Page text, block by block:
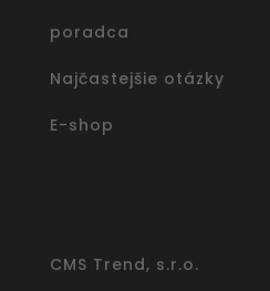
poradca
Najčastejšie otázky
E-shop
CMS Trend, s.r.o.